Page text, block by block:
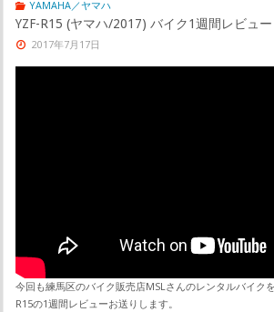
YAMAHA／ヤマハ
YZF-R15 (ヤマハ/2017) バイク1週間レビュー
2017年7月17日
今回も練馬区のバイク販売店MSLさんのレンタルバイク
R15の1週間レビューお送りします。